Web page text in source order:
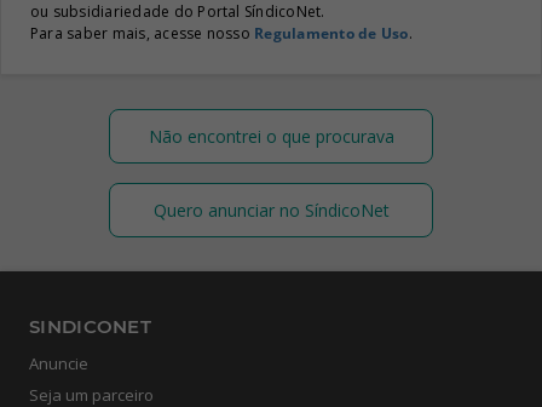
ou subsidiariedade do Portal SíndicoNet.
Para saber mais, acesse nosso Regulamento de Uso.
Não encontrei o que procurava
Quero anunciar no SíndicoNet
SINDICONET
Anuncie
Seja um parceiro